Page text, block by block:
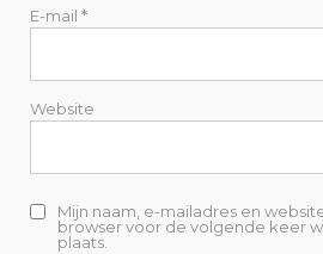
E-mail *
Website
Mijn naam, e-mailadres en
browser voor de volgende keer
plaats.